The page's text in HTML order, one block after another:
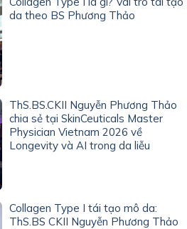
da theo BS Phương Thảo
ThS.BS.CKII Nguyễn Phương Thảo
chia sẻ tại SkinCeuticals Master
Physician Vietnam 2026 về
Longevity và AI trong da liễu
Collagen Type I tái tạo mô da:
ThS.BS CKII Nguyễn Phương Thảo